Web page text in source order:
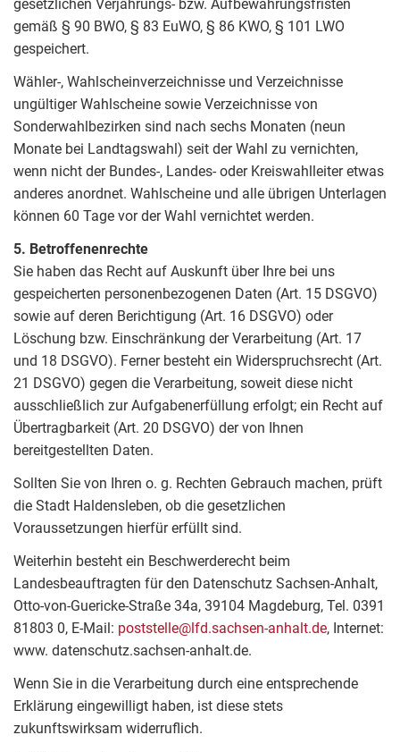
gesetzlichen Verjährungs- bzw. Aufbewahrungsfristen
gemäß § 90 BWO, § 83 EuWO, § 86 KWO, § 101 LWO
gespeichert.
Wähler-, Wahlscheinverzeichnisse und Verzeichnisse
ungültiger Wahlscheine sowie Verzeichnisse von
Sonderwahlbezirken sind nach sechs Monaten (neun
Monate bei Landtagswahl) seit der Wahl zu vernichten,
wenn nicht der Bundes-, Landes- oder Kreiswahlleiter etwas
anderes anordnet. Wahlscheine und alle übrigen Unterlagen
können 60 Tage vor der Wahl vernichtet werden.
5. Betroffenenrechte
Sie haben das Recht auf Auskunft über Ihre bei uns
gespeicherten personenbezogenen Daten (Art. 15 DSGVO)
sowie auf deren Berichtigung (Art. 16 DSGVO) oder
Löschung bzw. Einschränkung der Verarbeitung (Art. 17
und 18 DSGVO). Ferner besteht ein Widerspruchsrecht (Art.
21 DSGVO) gegen die Verarbeitung, soweit diese nicht
ausschließlich zur Aufgabenerfüllung erfolgt; ein Recht auf
Übertragbarkeit (Art. 20 DSGVO) der von Ihnen
bereitgestellten Daten.
Sollten Sie von Ihren o. g. Rechten Gebrauch machen, prüft
die Stadt Haldensleben, ob die gesetzlichen
Voraussetzungen hierfür erfüllt sind.
Weiterhin besteht ein Beschwerderecht beim
Landesbeauftragten für den Datenschutz Sachsen-Anhalt,
Otto-von-Guericke-Straße 34a, 39104 Magdeburg, Tel. 0391
81803 0, E-Mail: poststelle@lfd.sachsen-anhalt.de, Internet:
www. datenschutz.sachsen-anhalt.de.
Wenn Sie in die Verarbeitung durch eine entsprechende
Erklärung eingewilligt haben, ist diese stets
zukunftswirksam widerruflich.